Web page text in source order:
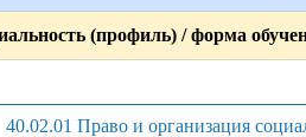
(профиль) / форма
40.02.01 Право и организация